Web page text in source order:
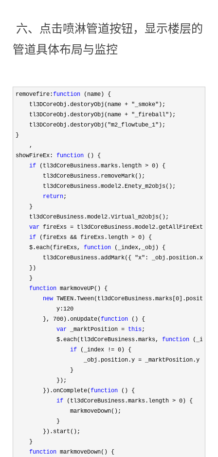
六、点击喷淋管道按钮，显示楼层的
管道具体布局与监控
removefire:function (name) {
    tl3DCoreObj.destoryObj(name
+ "_smoke" );
    tl3DCoreObj.destoryObj(name
+ "_fireball" );
    tl3DCoreObj.destoryObj(
"m2_flowtube_1" );
}
    ,
showFireEx: function () {
if (tl3dCoreBusiness.marks.length > 0 ) {
        tl3dCoreBusiness.removeMark();
        tl3dCoreBusiness.model2.Enety_m2objs();
return;
    }
    tl3dCoreBusiness.model2.Virtual_m2objs();
var fireExs =
if (fireExs && fireExs.length > 0 ) {
    $.each(fireExs,
function (_index,_obj) {
        tl3dCoreBusiness.addMark({
"x": _obj.position.x,
    })
    }
function markmoveUP() {
new TWEEN.Tween(tl3dCoreBusiness.marks[0
            y:
120
        },
700).onUpdate(function () {
var _marktPosition = this;
            $.each(tl3dCoreBusiness.marks,
function
if (_index != 0 ) {
                    _obj.position.y
= _marktPosition.y
                }
            });
        }).onComplete(
function () {
if (tl3dCoreBusiness.marks.length > 0 ) {
                markmoveDown();
            }
        }).start();
    }
function markmoveDown() {